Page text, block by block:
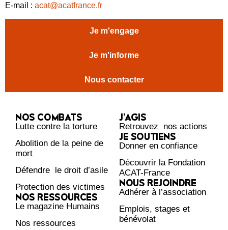
E-mail : acat@acatfrance.fr
Je m'engage
Je m'informe
Nous contacter
NOS COMBATS
Lutte contre la torture
Abolition de la peine de
mort
Défendre le droit d’asile
Protection des victimes
NOS RESSOURCES
Le magazine Humains
Nos ressources
J’AGIS
Retrouvez nos actions
JE SOUTIENS
Donner en confiance
Découvrir la Fondation
ACAT-France
NOUS REJOINDRE
Adhérer à l’association
Emplois, stages et
bénévolat